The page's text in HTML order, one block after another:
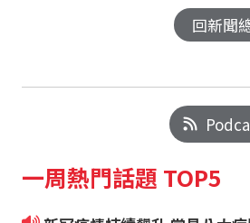
回新聞
一周熱門話題 TOP5